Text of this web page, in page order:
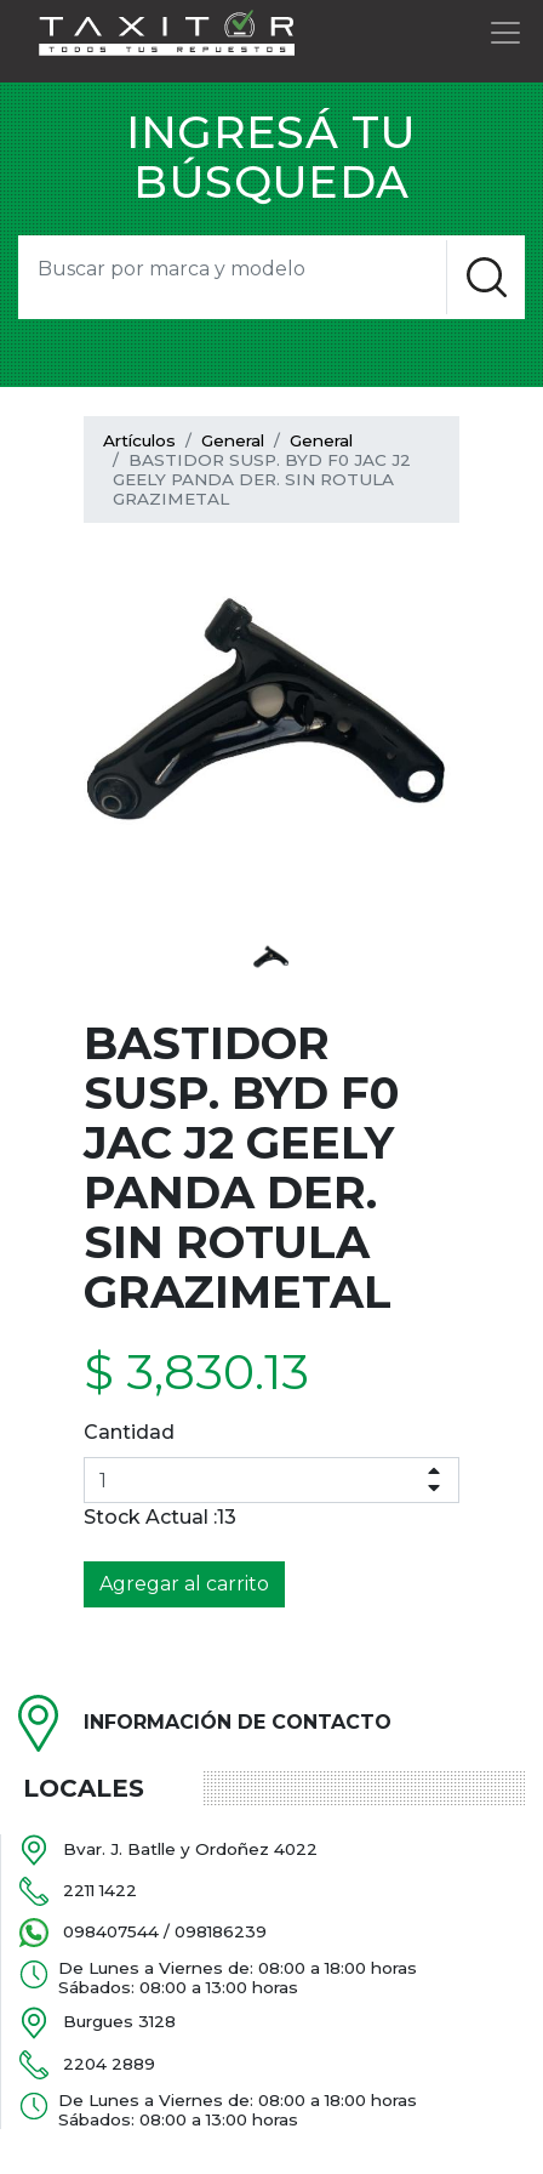
INGRESÁ TU
BÚSQUEDA
Artículos General
General
BASTIDOR SUSP. BYD F0 JAC J2
GEELY PANDA DER. SIN ROTULA
GRAZIMETAL
BASTIDOR
SUSP. BYD F0
JAC J2 GEELY
PANDA DER.
SIN ROTULA
GRAZIMETAL
$ 3,830.13
Cantidad
Stock Actual :13
Agregar al carrito
INFORMACIÓN DE CONTACTO
LOCALES
Bvar. J. Batlle y Ordoñez 4022
2211 1422
098407544 / 098186239
De Lunes a Viernes de: 08:00 a 18:00 horas
Sábados: 08:00 a 13:00 horas
Burgues 3128
2204 2889
De Lunes a Viernes de: 08:00 a 18:00 horas
Sábados: 08:00 a 13:00 horas